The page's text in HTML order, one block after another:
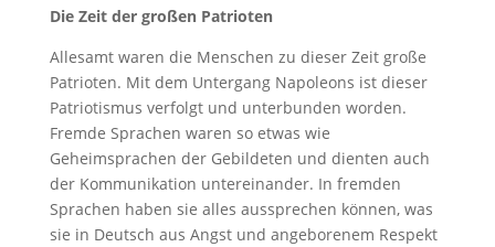
Die Zeit der großen Patrioten
Allesamt waren die Menschen zu dieser Zeit große
Patrioten. Mit dem Untergang Napoleons ist dieser
Patriotismus verfolgt und unterbunden worden.
Fremde Sprachen waren so etwas wie
Geheimsprachen der Gebildeten und dienten auch
der Kommunikation untereinander. In fremden
Sprachen haben sie alles aussprechen können, was
sie in Deutsch aus Angst und angeborenem Respekt